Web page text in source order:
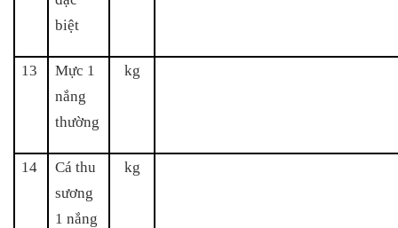
biệt
13
Mực 1
nắng
thường
kg
14
Cá thu
sương
1 nắng
kg